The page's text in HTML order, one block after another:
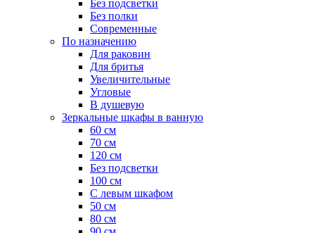
Без подсветки
Без полки
Современные
По назначению
Для раковин
Для бритья
Увеличительные
Угловые
В душевую
Зеркальные шкафы в ванную
60 см
70 см
120 см
Без подсветки
100 см
С левым шкафом
50 см
80 см